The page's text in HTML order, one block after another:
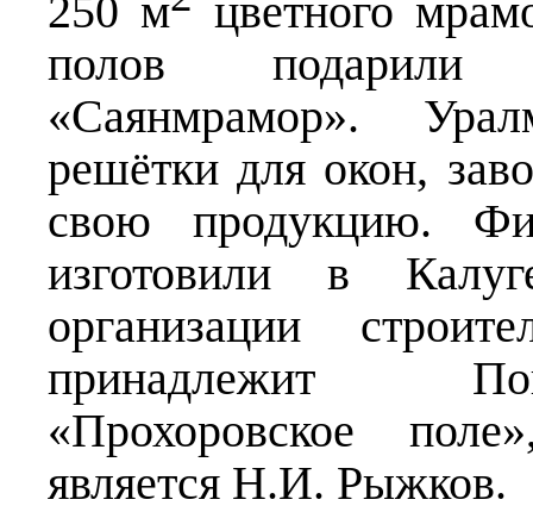
250 м
цветного
полов подарили
«Саянмрамор».
решётки для окон,
свою продукцию.
изготовили в
организации
принадлежит
«Прохоровское
является Н.И. Рыжков.